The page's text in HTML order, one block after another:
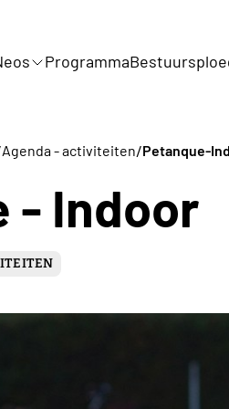
Programma
Agenda - activiteiten/Petanque-
- Indoor